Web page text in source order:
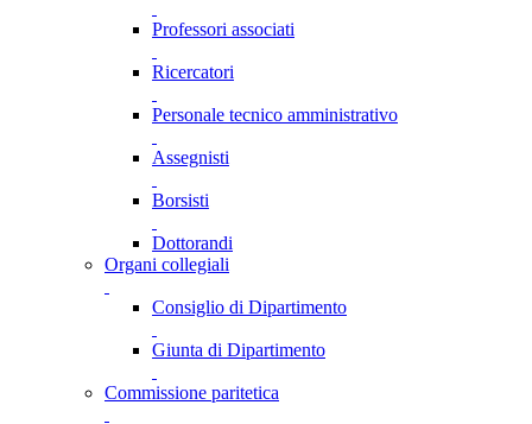
Professori associati
Ricercatori
Personale tecnico amministrativo
Assegnisti
Borsisti
Dottorandi
Organi collegiali
Consiglio di Dipartimento
Giunta di Dipartimento
Commissione paritetica